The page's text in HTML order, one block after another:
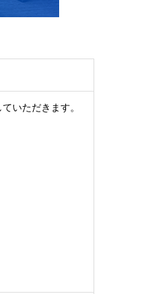
いただきます。